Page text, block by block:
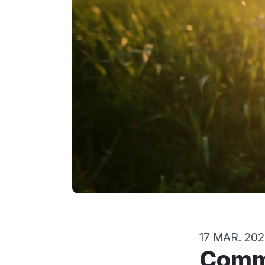
17 MAR.
Comment créer un Calendrier de